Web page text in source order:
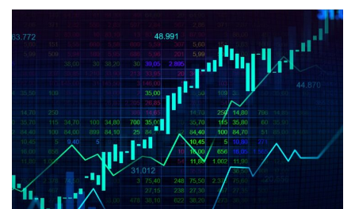
• ข่าวลึกปมลับ
• Exclusive Health
ผู้จัดกวน
• น่าสนใจ
• ข่าวอัพเดต
• เศรษฐกิจ-ธุรกิจ
• สังคม-โซเชียล